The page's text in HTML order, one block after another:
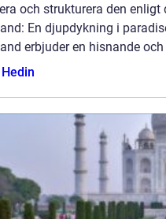
och strukturera den
En djupdykning i
erbjuder en hisnande